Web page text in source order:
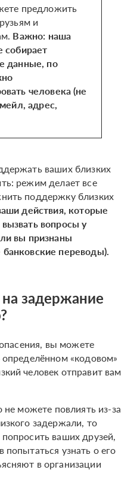
предложить
и
Важно: наша
собирает
данные, по
человека (не
адрес,
ваших близких
режим делает все
поддержку близких
действия, которые
вопросы у
вы признаны
переводы).
задержание
вы можете
«кодовом»
человек отправит вам
можете повлиять из-за
задержали, то
ваших друзей,
узнать о его
в организации